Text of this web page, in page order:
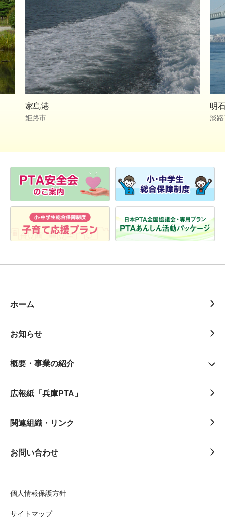
家島港
姫路市
明
淡
ホーム
お知らせ
概要・事業の紹介
広報紙「兵庫PTA」
関連組織・リンク
お問い合わせ
個人情報保護方針
サイトマップ